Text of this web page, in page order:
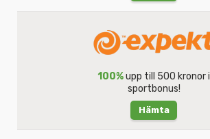
100%upp till 500 kronor i
sportbonus!
Hämta